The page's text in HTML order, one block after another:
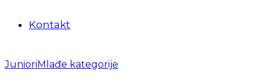
Kontakt
JunioriMlađe kategorije